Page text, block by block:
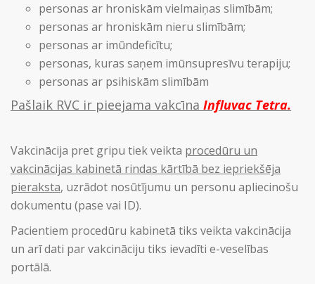
personas ar hroniskām vielmaiņas slimībām;
personas ar hroniskām nieru slimībām;
personas ar imūndeficītu;
personas, kuras saņem imūnsupresīvu terapiju;
personas ar psihiskām slimībām
Pašlaik RVC ir pieejama vakcīna Influvac Tetra.
Vakcinācija pret gripu tiek veikta procedūru un
vakcinācijas kabinetā rindas kārtībā bez iepriekšēja
pieraksta, uzrādot nosūtījumu un personu apliecinošu
dokumentu (pase vai ID).
Pacientiem procedūru kabinetā tiks veikta vakcinācija
un arī dati par vakcināciju tiks ievadīti e-veselības
portālā.